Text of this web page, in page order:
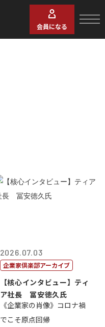
会員になる
2026.07.03
企業家倶楽部アーカイブ
【核心インタビュー】ティ
ア社長 冨安徳久氏
《企業家の肖像》コロナ禍
でこそ原点回帰